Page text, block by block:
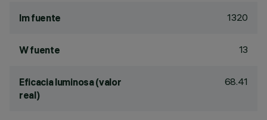
lm fuente 1320
W fuente 13
Eficacia luminosa (valor
real)
68.41